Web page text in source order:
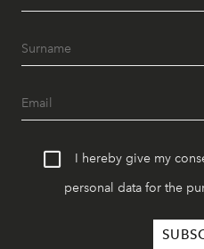
I hereby give my
personal data for the